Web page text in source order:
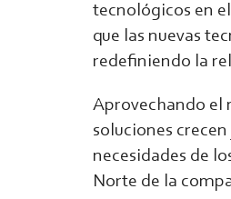
tecnológicos en
que las nuevas
redefiniendo la
Aprovechando el
soluciones
necesidades de
Norte de la